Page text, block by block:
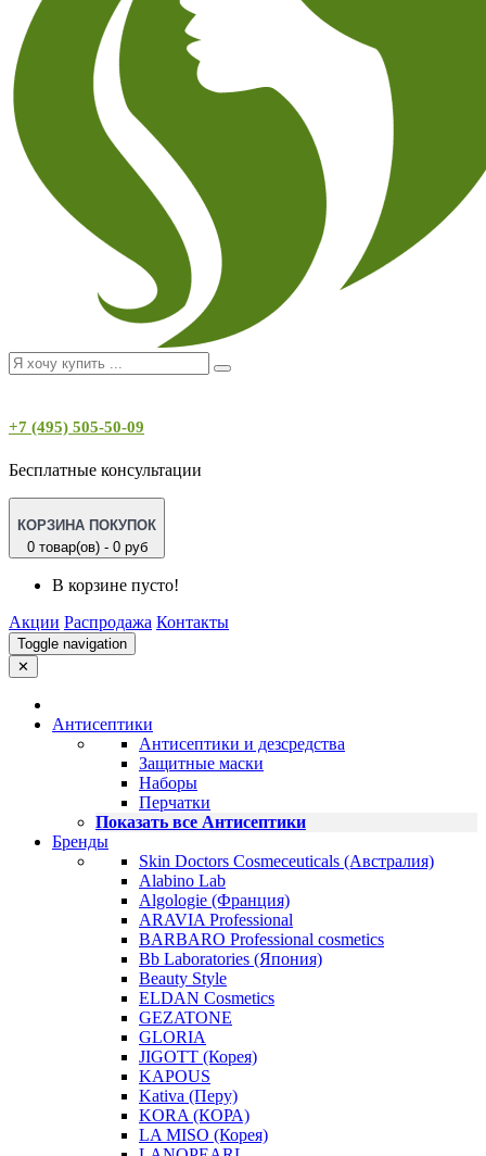
+7 (495) 505-50-09
Бесплатные консультации
КОРЗИНА ПОКУПОК
0 товар(ов) - 0 руб
В корзине пусто!
Акции Распродажа Контакты
Toggle navigation
✕
Антисептики
Антисептики и дезсредства
Защитные маски
Наборы
Перчатки
Показать все Антисептики
Бренды
Skin Doctors Cosmeceuticals (Австралия)
Alabino Lab
Algologie (Франция)
ARAVIA Professional
BARBARO Professional cosmetics
Bb Laboratories (Япония)
Beauty Style
ELDAN Cosmetics
GEZATONE
GLORIA
JIGOTT (Корея)
KAPOUS
Kativa (Перу)
KORA (КОРА)
LA MISO (Корея)